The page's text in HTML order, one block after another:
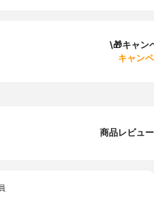
\🎁キャン
キャン
商品レビュ